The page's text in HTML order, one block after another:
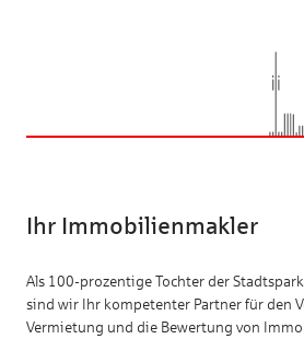
Ihr Immobilienmakler
Als 100-prozentige Tochter der
sind wir Ihr kompetenter Partner für den
Vermietung und die Bewertung von